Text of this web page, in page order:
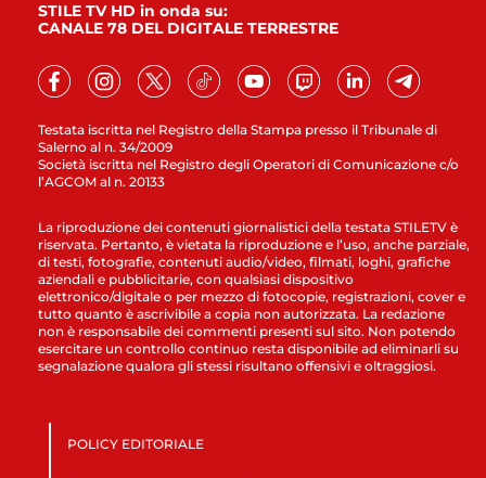
Testata iscritta nel Registro della Stampa presso il Tribunale di
Salerno al n. 34/2009
Società iscritta nel Registro degli Operatori di Comunicazione c/o
l’AGCOM al n. 20133
STILE TV HD in onda su:
CANALE 78 DEL DIGITALE TERRESTRE
La riproduzione dei contenuti giornalistici della testata STILETV è
riservata. Pertanto, è vietata la riproduzione e l’uso, anche parziale,
di testi, fotografie, contenuti audio/video, filmati, loghi, grafiche
aziendali e pubblicitarie, con qualsiasi dispositivo
elettronico/digitale o per mezzo di fotocopie, registrazioni, cover e
tutto quanto è ascrivibile a copia non autorizzata. La redazione
non è responsabile dei commenti presenti sul sito. Non potendo
esercitare un controllo continuo resta disponibile ad eliminarli su
segnalazione qualora gli stessi risultano offensivi e oltraggiosi.
POLICY EDITORIALE